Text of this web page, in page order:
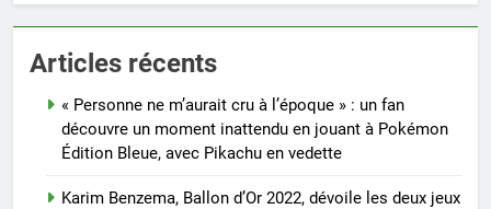
Articles récents
« Personne ne m’aurait cru à l’époque » : un fan
découvre un moment inattendu en jouant à Pokémon
Édition Bleue, avec Pikachu en vedette
Karim Benzema, Ballon d’Or 2022, dévoile les deux jeux